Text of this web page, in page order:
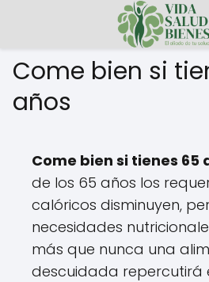
Come bien si
años
Come bien si tienes 65
de los 65 años los
calóricos disminuyen,
necesidades
más que nunca una
descuidada repercutirá